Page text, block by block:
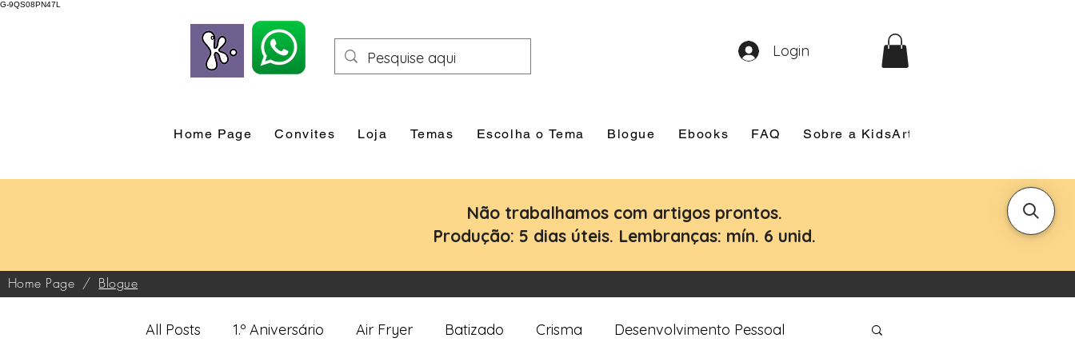
G-9QS08PN47L
Home Page Convites Loja Temas Escolha o Tema Blogue Ebooks FAQ Sobre a KidsArt
Login
Não trabalhamos com artigos prontos.
Produção: 5 dias úteis. Lembranças: mín. 6 unid.
Home Page / Blogue
All Posts 1.º Aniversário Air Fryer Batizado Crisma Desenvolvimento Pessoal